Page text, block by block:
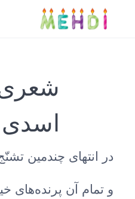
اسدی
در انتهای چندمین
و تمام آن پرنده‌های